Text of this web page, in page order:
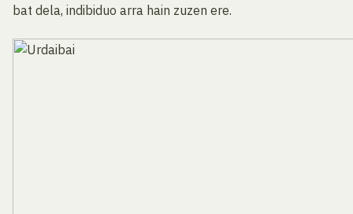
bat dela, indibiduo arra hain zuzen ere.